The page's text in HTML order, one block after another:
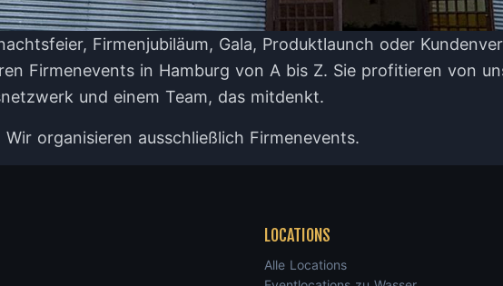
Firmenjubiläum, Gala, Produktlaunch oder
Firmenevents in Hamburg von A bis Z. Sie profitieren von
und einem Team, das mitdenkt.
organisieren ausschließlich Firmenevents.
LOCATIONS
Alle Locations